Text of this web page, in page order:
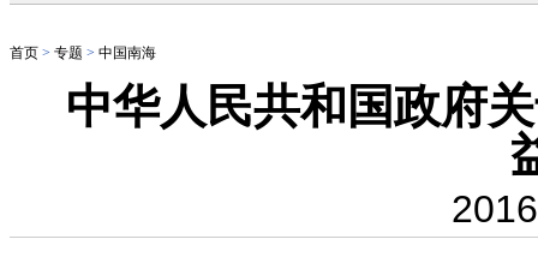
首页 > 专题 > 中国南海
中华人民共和国政府